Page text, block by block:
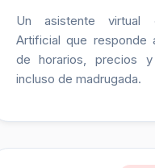
Un asistente virtual
Artificial que responde
de horarios, precios
incluso de madrugada.